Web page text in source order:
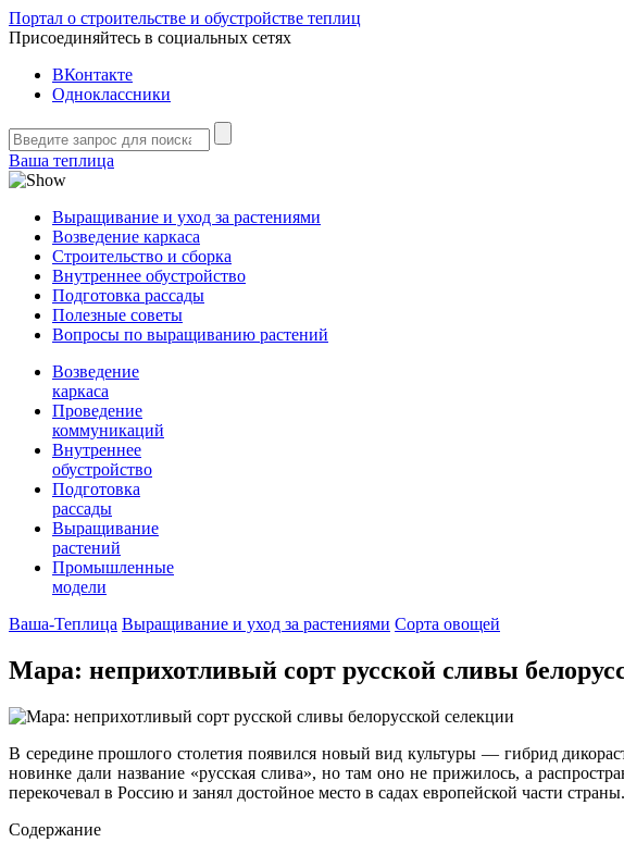
Портал о строительстве и обустройстве теплиц
Присоединяйтесь в социальных сетях
ВКонтакте
Одноклассники
Ваша теплица
Выращивание и уход за растениями
Возведение каркаса
Строительство и сборка
Внутреннее обустройство
Подготовка рассады
Полезные советы
Вопросы по выращиванию растений
Возведение
каркаса
Проведение
коммуникаций
Внутреннее
обустройство
Подготовка
рассады
Выращивание
растений
Промышленные
модели
Ваша-Теплица Выращивание и уход за растениями Сорта овощей
Мара: неприхотливый сорт русской сливы
В середине прошлого столетия появился новый вид культуры — гибрид
новинке дали название «русская слива», но там оно не прижилось, а
перекочевал в Россию и занял достойное место в садах европейской части страны.
Содержание